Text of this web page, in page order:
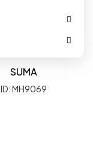
SUMA
ID: MH9069